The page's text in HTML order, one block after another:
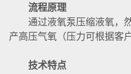
流程原理
通过液氧泵压缩液氧，
产高压气氧（压力可根据客
技术特点